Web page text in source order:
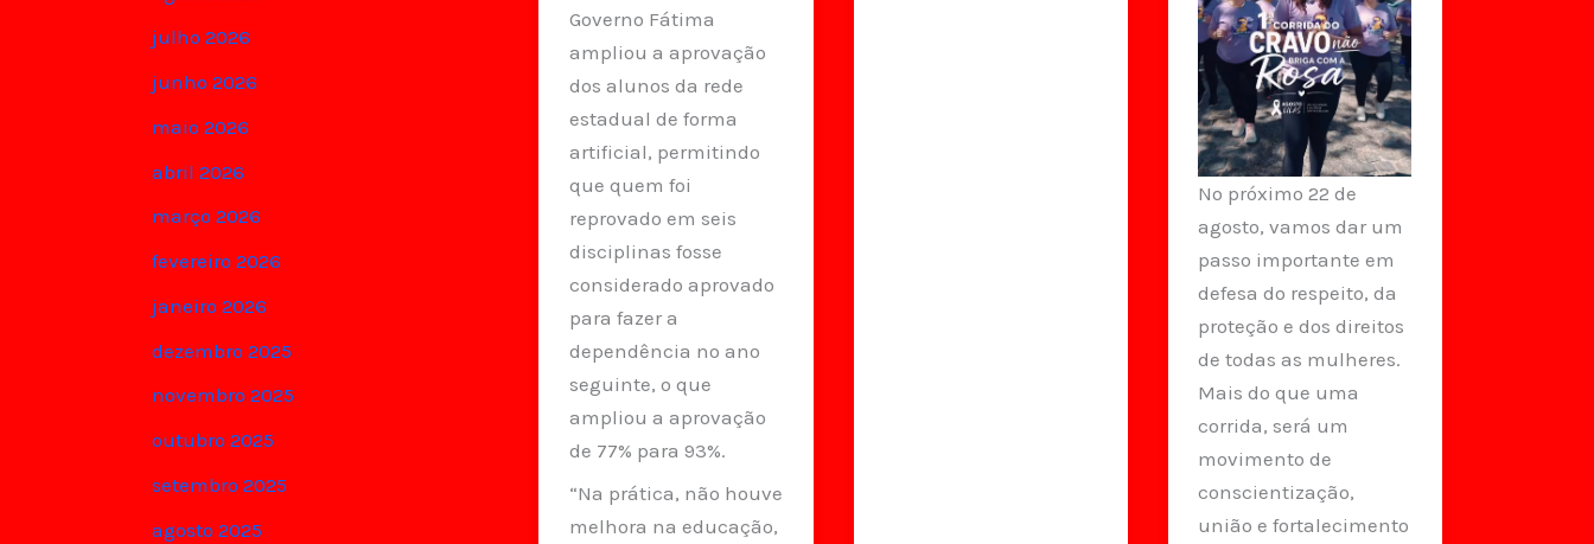
julho 2026
junho 2026
maio 2026
abril 2026
março 2026
fevereiro 2026
janeiro 2026
dezembro 2025
novembro 2025
outubro 2025
setembro 2025
agosto 2025
Governo Fátima
ampliou a aprovação
dos alunos da rede
estadual de forma
artificial, permitindo
que quem foi
reprovado em seis
disciplinas fosse
considerado aprovado
para fazer a
dependência no ano
seguinte, o que
ampliou a aprovação
de 77% para 93%.
“Na prática, não houve
melhora na educação,
No próximo 22 de
agosto, vamos dar um
passo importante em
defesa do respeito, da
proteção e dos direitos
de todas as mulheres.
Mais do que uma
corrida, será um
movimento de
conscientização,
união e fortalecimento